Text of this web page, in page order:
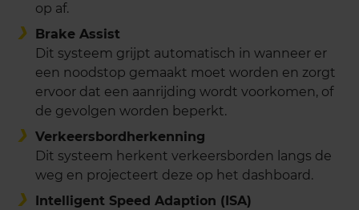
op af.
Brake Assist
Dit systeem grijpt automatisch in wanneer er
een noodstop gemaakt moet worden en zorgt
ervoor dat een aanrijding wordt voorkomen, of
de gevolgen worden beperkt.
Verkeersbordherkenning
Dit systeem herkent verkeersborden langs de
weg en projecteert deze op het dashboard.
Intelligent Speed Adaption (ISA)